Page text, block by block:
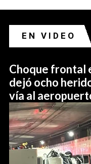
EN VIDEO
Choque frontal
dejó ocho
vía al